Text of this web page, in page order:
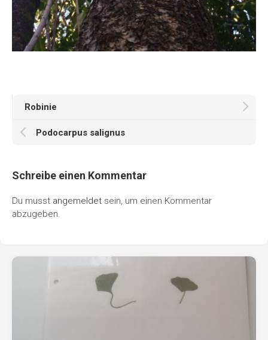
Robinie
Podocarpus salignus
Schreibe einen Kommentar
Du musst angemeldet sein, um einen Kommentar
abzugeben.